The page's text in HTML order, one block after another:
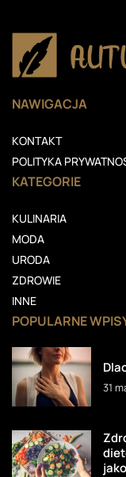
NAWIGACJA
KONTAKT
POLITYKA
KATEGORIE
KULINARIA
MODA
URODA
ZDROWIE
INNE
POPULARNE
31